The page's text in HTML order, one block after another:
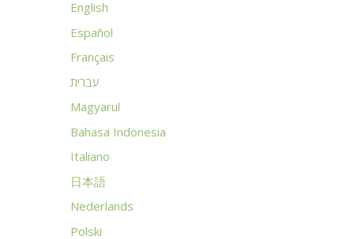
English
Español
Français
עברית
Magyarul
Bahasa Indonesia
Italiano
日本語
Nederlands
Polski